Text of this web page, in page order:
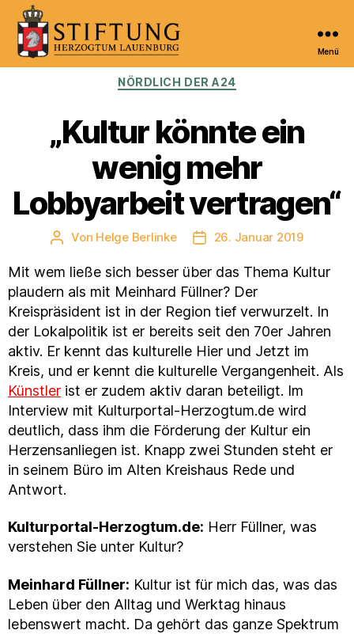
Kulturportal
Herzogtum
Lauenburg
Menü
Kategorien
NÖRDLICH DER A24
„Kultur könnte ein
wenig mehr
Lobbyarbeit vertragen“
Beitragsautor
Von Helge Berlinke Veröffentlichungsdatum
26. Januar 2019
Mit wem ließe sich besser über das Thema Kultur
plaudern als mit Meinhard Füllner? Der
Kreispräsident ist in der Region tief verwurzelt. In
der Lokalpolitik ist er bereits seit den 70er Jahren
aktiv. Er kennt das kulturelle Hier und Jetzt im
Kreis, und er kennt die kulturelle Vergangenheit. Als
Künstler ist er zudem aktiv daran beteiligt. Im
Interview mit Kulturportal-Herzogtum.de wird
deutlich, dass ihm die Förderung der Kultur ein
Herzensanliegen ist. Knapp zwei Stunden steht er
in seinem Büro im Alten Kreishaus Rede und
Antwort.
Kulturportal-Herzogtum.de: Herr Füllner, was
verstehen Sie unter Kultur?
Meinhard Füllner: Kultur ist für mich das, was das
Leben über den Alltag und Werktag hinaus
lebenswert macht. Da gehört das ganze Spektrum